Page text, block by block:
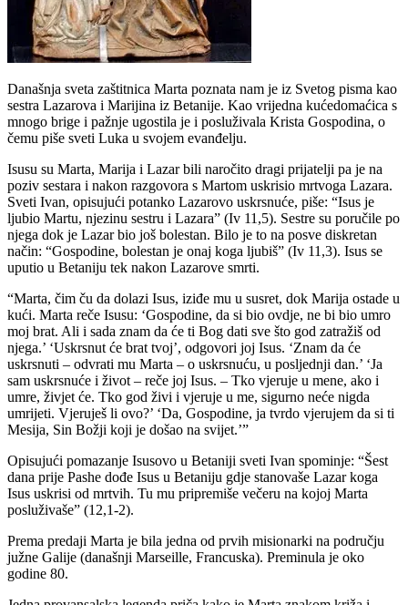
Današnja sveta zaštitnica Marta poznata nam je iz Svetog pisma kao
sestra Lazarova i Marijina iz Betanije. Kao vrijedna kućedomaćica s
mnogo brige i pažnje ugostila je i posluživala Krista Gospodina, o
čemu piše sveti Luka u svojem evanđelju.
Isusu su Marta, Marija i Lazar bili naročito dragi prijatelji pa je na
poziv sestara i nakon razgovora s Martom uskrisio mrtvoga Lazara.
Sveti Ivan, opisujući potanko Lazarovo uskrsnuće, piše: “Isus je
ljubio Martu, njezinu sestru i Lazara” (Iv 11,5). Sestre su poručile po
njega dok je Lazar bio još bolestan. Bilo je to na posve diskretan
način: “Gospodine, bolestan je onaj koga ljubiš” (Iv 11,3). Isus se
uputio u Betaniju tek nakon Lazarove smrti.
“Marta, čim ču da dolazi Isus, iziđe mu u susret, dok Marija ostade u
kući. Marta reče Isusu: ‘Gospodine, da si bio ovdje, ne bi bio umro
moj brat. Ali i sada znam da će ti Bog dati sve što god zatražiš od
njega.’ ‘Uskrsnut će brat tvoj’, odgovori joj Isus. ‘Znam da će
uskrsnuti – odvrati mu Marta – o uskrsnuću, u posljednji dan.’ ‘Ja
sam uskrsnuće i život – reče joj Isus. – Tko vjeruje u mene, ako i
umre, živjet će. Tko god živi i vjeruje u me, sigurno neće nigda
umrijeti. Vjeruješ li ovo?’ ‘Da, Gospodine, ja tvrdo vjerujem da si ti
Mesija, Sin Božji koji je došao na svijet.’”
Opisujući pomazanje Isusovo u Betaniji sveti Ivan spominje: “Šest
dana prije Pashe dođe Isus u Betaniju gdje stanovaše Lazar koga
Isus uskrisi od mrtvih. Tu mu pripremiše večeru na kojoj Marta
posluživaše” (12,1-2).
Prema predaji Marta je bila jedna od prvih misionarki na području
južne Galije (današnji Marseille, Francuska). Preminula je oko
godine 80.